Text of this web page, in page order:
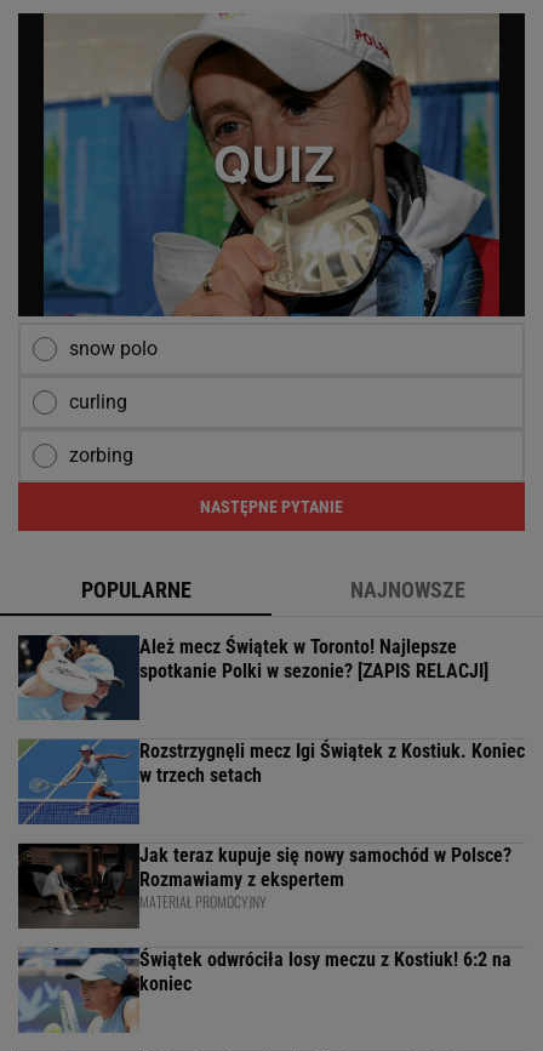
snow polo
curling
zorbing
NASTĘPNE PYTANIE
POPULARNE NAJNOWSZE
Ależ mecz Świątek w Toronto! Najlepsze
spotkanie Polki w sezonie? [ZAPIS RELACJI]
Rozstrzygnęli mecz Igi Świątek z Kostiuk. Koniec
w trzech setach
Jak teraz kupuje się nowy samochód w Polsce?
Rozmawiamy z ekspertem
MATERIAŁ PROMOCYJNY
Świątek odwróciła losy meczu z Kostiuk! 6:2 na
koniec